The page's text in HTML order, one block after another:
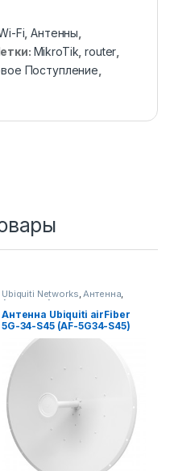
Fi ,Антенны
MikroTik ,router
Поступление
Ubiquiti Networks,Антенна,
Антенны Антенны
Беспроводное оборудование
Радио Мосты,Радиомосты,
CPE, PtMP-оборудование
Антенна Ubiquiti airFiber
5G-34-S45 (AF-5G34-S45)